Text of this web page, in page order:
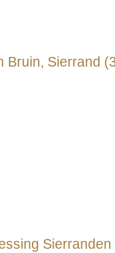
Bruin, Sierrand
Sierranden